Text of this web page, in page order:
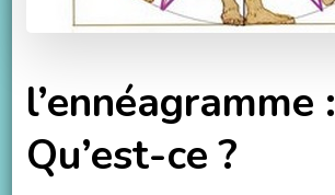
l’ennéagramme :
Qu’est-ce ?